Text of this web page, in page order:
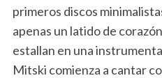
primeros discos
apenas un latido de
estallan en una
Mitski comienza a cantar